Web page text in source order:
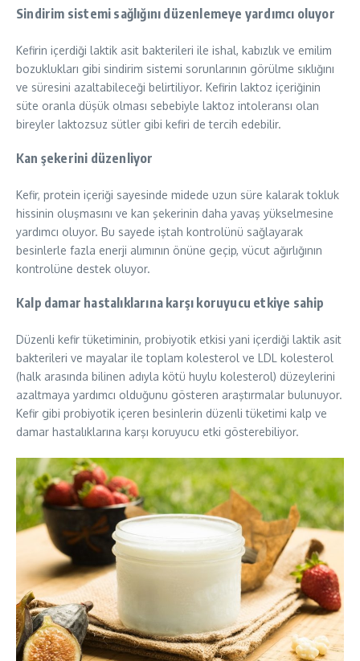
Sindirim sistemi sağlığını düzenlemeye yardımcı oluyor
Kefirin içerdiği laktik asit bakterileri ile ishal, kabızlık ve emilim
bozuklukları gibi sindirim sistemi sorunlarının görülme sıklığını
ve süresini azaltabileceği belirtiliyor. Kefirin laktoz içeriğinin
süte oranla düşük olması sebebiyle laktoz intoleransı olan
bireyler laktozsuz sütler gibi kefiri de tercih edebilir.
Kan şekerini düzenliyor
Kefir, protein içeriği sayesinde midede uzun süre kalarak tokluk
hissinin oluşmasını ve kan şekerinin daha yavaş yükselmesine
yardımcı oluyor. Bu sayede iştah kontrolünü sağlayarak
besinlerle fazla enerji alımının önüne geçip, vücut ağırlığının
kontrolüne destek oluyor.
Kalp damar hastalıklarına karşı koruyucu etkiye sahip
Düzenli kefir tüketiminin, probiyotik etkisi yani içerdiği laktik asit
bakterileri ve mayalar ile toplam kolesterol ve LDL kolesterol
(halk arasında bilinen adıyla kötü huylu kolesterol) düzeylerini
azaltmaya yardımcı olduğunu gösteren araştırmalar bulunuyor.
Kefir gibi probiyotik içeren besinlerin düzenli tüketimi kalp ve
damar hastalıklarına karşı koruyucu etki gösterebiliyor.